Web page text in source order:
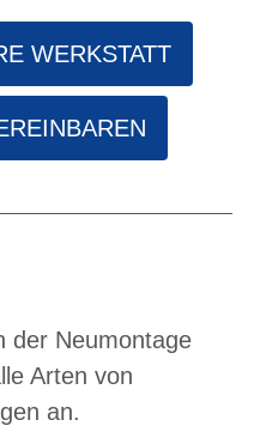
WERKSTATT
der Neumontage
Arten von
an.